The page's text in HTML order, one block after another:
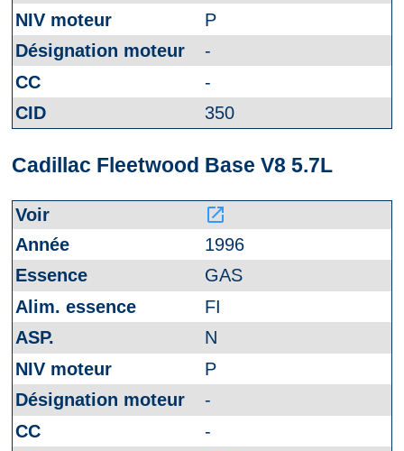
P
-
-
350
Cadillac Fleetwood Base V8 5.7L
launch
1996
GAS
FI
N
P
-
-